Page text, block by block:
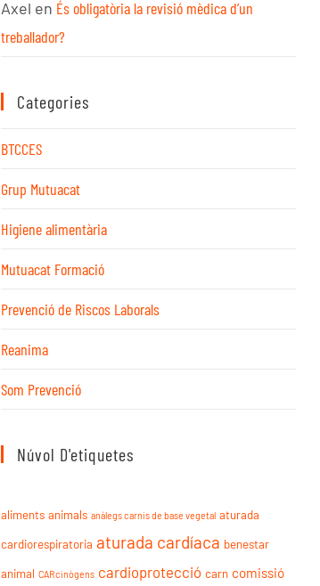
Axel en És obligatòria la revisió mèdica d’un
treballador?
Categories
BTCCES
Grup Mutuacat
Higiene alimentària
Mutuacat Formació
Prevenció de Riscos Laborals
Reanima
Som Prevenció
Núvol D'etiquetes
aliments animals anàlegs carnis de base vegetal aturada
cardiorespiratoria aturada cardíaca benestar
animal CARcinògens cardioprotecció carn comissió